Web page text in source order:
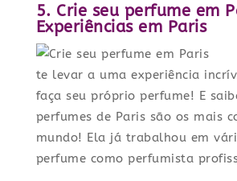
5. Crie seu perfume em
Experiências em Paris
te levar a uma experiência
faça seu próprio perfume! E
perfumes de Paris são os mais
mundo! Ela já trabalhou em
perfume como perfumista